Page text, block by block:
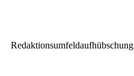
Redaktionsumfeldaufhübschung